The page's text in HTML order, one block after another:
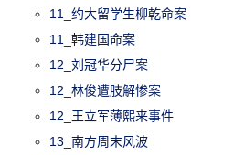
11_约大留学生柳乾命案
11_韩建国命案
12_刘冠华分尸案
12_林俊遭肢解惨案
12_王立军薄熙来事件
13_南方周末风波